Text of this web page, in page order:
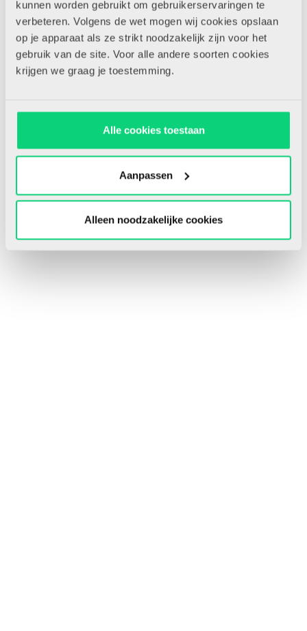
kunnen worden gebruikt om gebruikerservaringen te
verbeteren. Volgens de wet mogen wij cookies opslaan
op je apparaat als ze strikt noodzakelijk zijn voor het
gebruik van de site. Voor alle andere soorten cookies
krijgen we graag je toestemming.
Alle cookies toestaan
Aanpassen
Alleen noodzakelijke cookies